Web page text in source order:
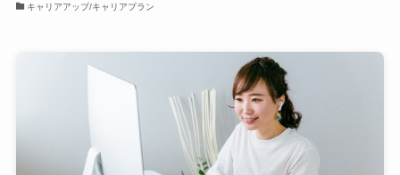
キャリアアップ/キャリアプラン